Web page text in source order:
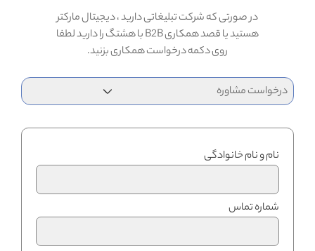
در صورتی که شرکت تبلیغاتی دارید ، دیجیتال مارکتر
هستید یا قصد همکاری B2B با هشتگ را دارید لطفا
روی دکمه درخواست همکاری بزنید.
نام و نام خانوادگی
شماره تماس